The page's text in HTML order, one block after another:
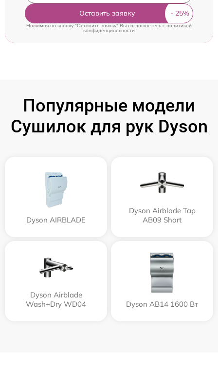
Оставить заявку
Нажимая на кнопку "Оставить заявку" Вы соглашаетесь cполитикой
конфиденциальности
Популярные модели
Сушилок для рук Dyson
Dyson AIRBLADE
Dyson Airblade Tap
AB09 Short
Dyson Airblade
Wash+Dry WD04
Dyson AB14 1600 Вт